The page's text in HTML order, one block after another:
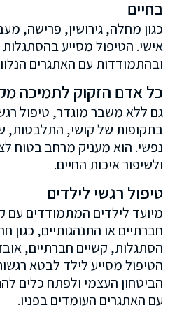
בחיים
כגון מחלה, גירושין, פרישה,
אישי. הטיפול מסייע
ובהתמודדות עם האתגרים
כל אדם הזקוק לתמיכה
גם ללא משבר מוגדר, טיפול
בתקופות של קושי, התלבטות,
נפשי. הוא מעניק מרחב בטוח
ולשיפור איכות החיים.
טיפול רגשי לילדים
מיועד לילדים המתמודדים עם
חברתיים או התנהגותיים, כגון
הסתגלות, קשיים חברתיים,
הטיפול מסייע לילד לבטא
הביטחון העצמי ולפתח כלים
עם האתגרים העומדים בפניו.